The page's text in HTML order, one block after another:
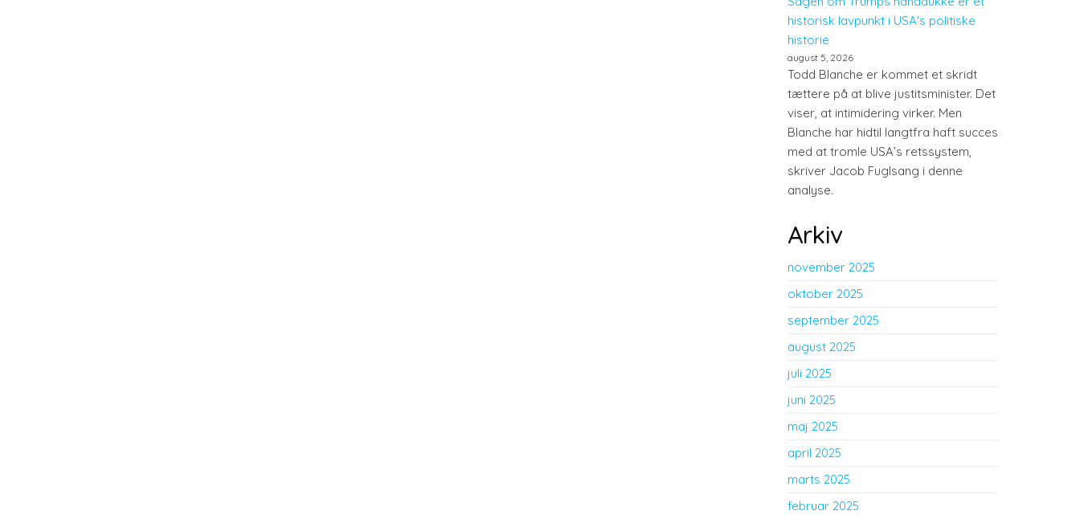
historisk lavpunkt i USA's politiske
historie
august 5, 2026
Todd Blanche er kommet et skridt
tættere på at blive justitsminister. Det
viser, at intimidering virker. Men
Blanche har hidtil langtfra haft succes
med at tromle USA’s retssystem,
skriver Jacob Fuglsang i denne
analyse.
Arkiv
november 2025
oktober 2025
september 2025
august 2025
juli 2025
juni 2025
maj 2025
april 2025
marts 2025
februar 2025